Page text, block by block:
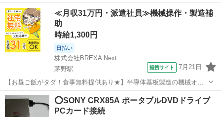
windows 10 にインストール 動作確認しました 他のOSでは確認して
いません、 他のOSにインストールする方、インストール、使用方法
に自信...
長野 長野市 その他 ワンセグ
≪月収31万円・派遣社員≫機械操作・製造補
助
時給1,300円
日払い
株式会社BREXA Next
茅野駅
提携サイト 7月21日
【お昼ご飯がタダ！食事無料提供あり★】半導体基板製造の機械オペ
レーターや検査作業！未経験活躍中★カップル＆友達同士の応募OK！
赴任旅費会社負担★嬉しい無料送迎◎正社員登用制度あり！マイカー
通勤OK！無料駐車場完備！《長野県茅...
長野 茅野市
⭕SONY CRX85A ポータブルDVDドライブ
PCカード接続